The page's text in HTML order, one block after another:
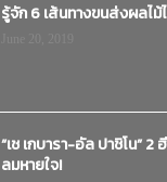
รู้จัก 6 เส้นทางขนส่งผลไม้
“เช เกบารา-อัล ปาชิโน”
ลมหายใจ!